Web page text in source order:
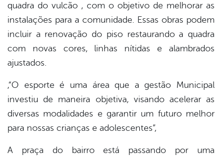
quadra do vulcão , com o objetivo de melhorar as
instalações para a comunidade. Essas obras podem
incluir a renovação do piso restaurando a quadra
com novas cores, linhas nítidas e alambrados
ajustados.
,“O esporte é uma área que a gestão Municipal
investiu de maneira objetiva, visando acelerar as
diversas modalidades e garantir um futuro melhor
para nossas crianças e adolescentes”,
A praça do bairro está passando por uma